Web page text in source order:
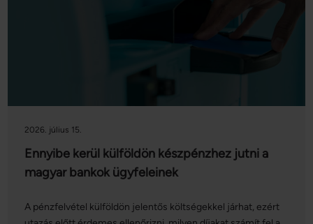
2026. július 15.
Ennyibe kerül külföldön készpénzhez jutni a
magyar bankok ügyfeleinek
A pénzfelvétel külföldön jelentős költségekkel járhat, ezért